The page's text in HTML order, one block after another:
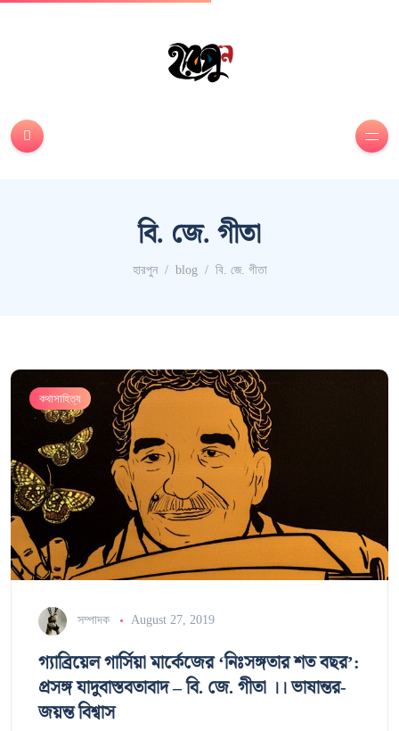
বি. জে. গীতা
হারপুন blog বি. জে. গীতা
কথাসাহিত্য
সম্পাদক August 27, 2019
গ্যাব্রিয়েল গার্সিয়া মার্কেজের ‘নিঃসঙ্গতার শত বছর’:
প্রসঙ্গ যাদুবাস্তবতাবাদ – বি. জে. গীতা ।। ভাষান্তর-
জয়ন্ত বিশ্বাস